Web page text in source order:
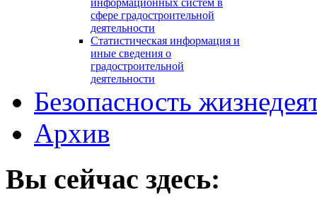
сфере градостроительной
деятельности
Статистическая информация и
иные сведения о
градостроительной
деятельности
Безопасность
Архив
Вы сейчас здесь: